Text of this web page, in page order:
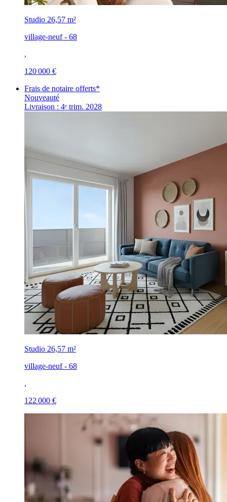
Studio 26,57 m²
village-neuf - 68
,
120 000 €
Frais de notaire offerts*
Nouveauté
Livraison : 4ᵉ trim. 2028
Studio 26,57 m²
village-neuf - 68
,
122 000 €